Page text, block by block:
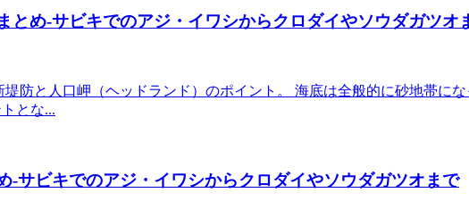
とめ-サビキでのアジ・イワシからクロダイやソウダガツオ
防と人口岬（ヘッドランド）のポイント。 海底は全般的に砂地帯に
とな...
-サビキでのアジ・イワシからクロダイやソウダガツオまで